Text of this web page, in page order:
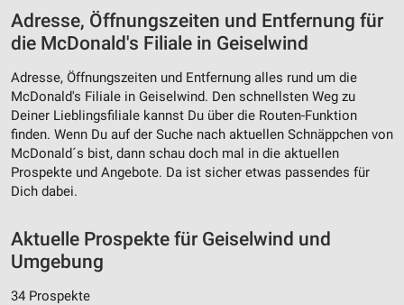
Adresse, Öffnungszeiten und Entfernung für
die McDonald's Filiale in Geiselwind
Adresse, Öffnungszeiten und Entfernung alles rund um die
McDonald's Filiale in Geiselwind. Den schnellsten Weg zu
Deiner Lieblingsfiliale kannst Du über die Routen-Funktion
finden. Wenn Du auf der Suche nach aktuellen Schnäppchen von
McDonald´s bist, dann schau doch mal in die aktuellen
Prospekte und Angebote. Da ist sicher etwas passendes für
Dich dabei.
Aktuelle Prospekte für Geiselwind und
Umgebung
34 Prospekte